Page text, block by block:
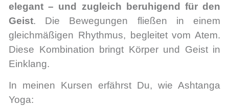
elegant – und zugleich beruhigend für den
Geist. Die Bewegungen fließen in einem
gleichmäßigen Rhythmus, begleitet vom Atem.
Diese Kombination bringt Körper und Geist in
Einklang.
In meinen Kursen erfährst Du, wie Ashtanga
Yoga: